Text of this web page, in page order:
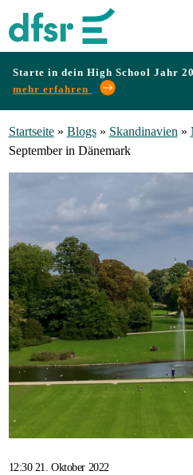
Starte in dein High School Jahr
mehr erfahren
Programme
Infos
&
Erfahrungen
Preise
Gastfamilie
werden
Startseite» Blogs» Skandinavien»
September in Dänemark
12:30 21. Oktober 2022